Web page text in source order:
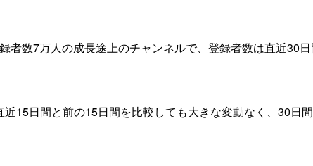
者数7万人の成長途上のチャンネルで、登録者数は直近30
15日間と前の15日間を比較しても大きな変動なく、30日